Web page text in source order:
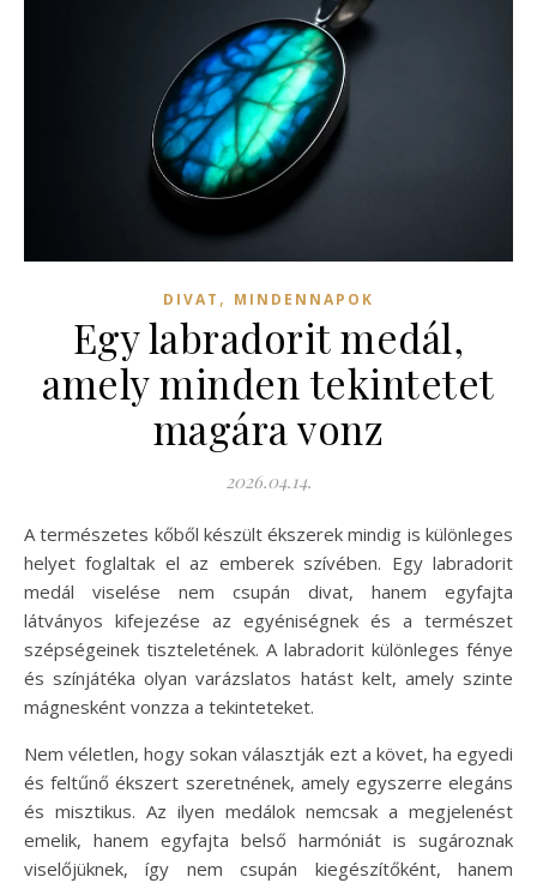
DIVAT , MINDENNAPOK
Egy labradorit medál,
amely minden tekintetet
magára vonz
2026.04.14.
A természetes kőből készült ékszerek mindig is különleges
helyet foglaltak el az emberek szívében. Egy labradorit
medál viselése nem csupán divat, hanem egyfajta
látványos kifejezése az egyéniségnek és a természet
szépségeinek tiszteletének. A labradorit különleges fénye
és színjátéka olyan varázslatos hatást kelt, amely szinte
mágnesként vonzza a tekinteteket.
Nem véletlen, hogy sokan választják ezt a követ, ha egyedi
és feltűnő ékszert szeretnének, amely egyszerre elegáns
és misztikus. Az ilyen medálok nemcsak a megjelenést
emelik, hanem egyfajta belső harmóniát is sugároznak
viselőjüknek, így nem csupán kiegészítőként, hanem